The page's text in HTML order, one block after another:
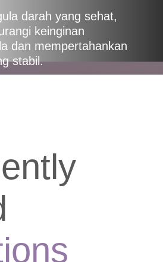
darah yang sehat,
keinginan
dan mempertahankan
stabil.